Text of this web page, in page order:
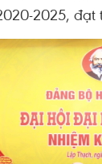
2025, đạt